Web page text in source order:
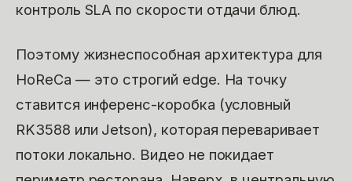
контроль SLA по скорости отдачи блюд.
Поэтому жизнеспособная архитектура для
HoReCa — это строгий edge. На точку
ставится инференс-коробка (условный
RK3588 или Jetson), которая переваривает
потоки локально. Видео не покидает